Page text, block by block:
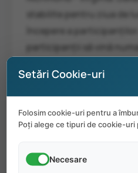
stabilite pentru ziua de
începere a
participanții să vină
participanților care
muncă.
Setări Cookie-uri
Folosim cookie-uri pentru a
Poți alege ce tipuri de cookie-uri
Necesare